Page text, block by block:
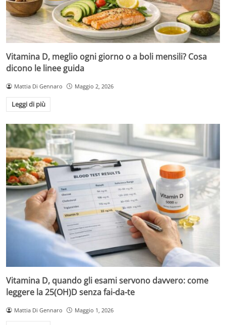
Vitamina D, meglio ogni giorno o a boli mensili? Cosa
dicono le linee guida
Mattia Di Gennaro Maggio 2, 2026
Leggi di più
Vitamina D, quando gli esami servono davvero: come
leggere la 25(OH)D senza fai-da-te
Mattia Di Gennaro Maggio 1, 2026